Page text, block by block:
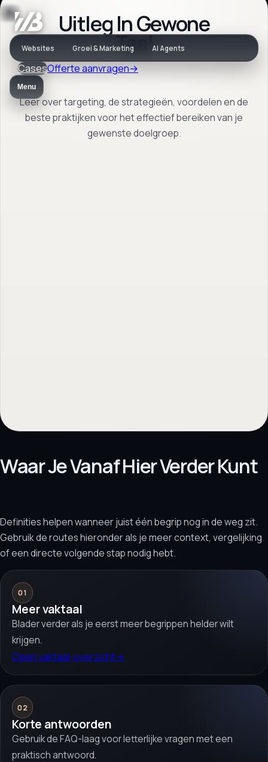
Websites Groei & Marketing AI Agents
CasesOfferte aanvragen→
Menu
Vaktaal
Wat is Targeting?
Leer over targeting, de strategieën,
Uitleg In Gewone
Taal
Leer over targeting, de strategieën, voordelen en de
beste praktijken voor het effectief bereiken van je
gewenste doelgroep.
Waar Je Vanaf Hier Verder Kunt
Definities helpen wanneer juist één begrip nog in de weg zit.
Gebruik de routes hieronder als je meer context, vergelijking
of een directe volgende stap nodig hebt.
01
Meer vaktaal
Blader verder als je eerst meer begrippen helder wilt
krijgen.
Open vaktaal-overzicht→
02
Korte antwoorden
Gebruik de FAQ-laag voor letterlijke vragen met een
praktisch antwoord.